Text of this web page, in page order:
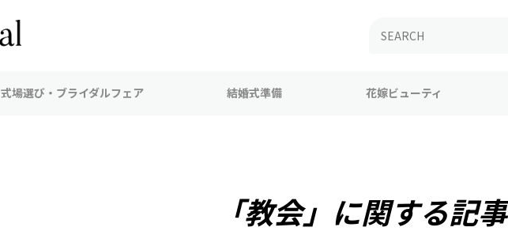
式場選び・ブライダルフェア 結婚式準備 花嫁ビューティ
「教会」に関する記事